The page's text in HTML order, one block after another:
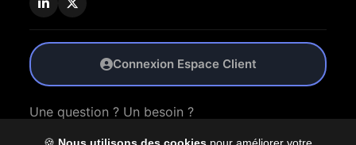
Connexion Espace Client
Une question ? Un besoin ?